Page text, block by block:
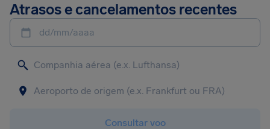
Atrasos e cancelamentos recentes
dd/mm/aaaa
Consultar voo